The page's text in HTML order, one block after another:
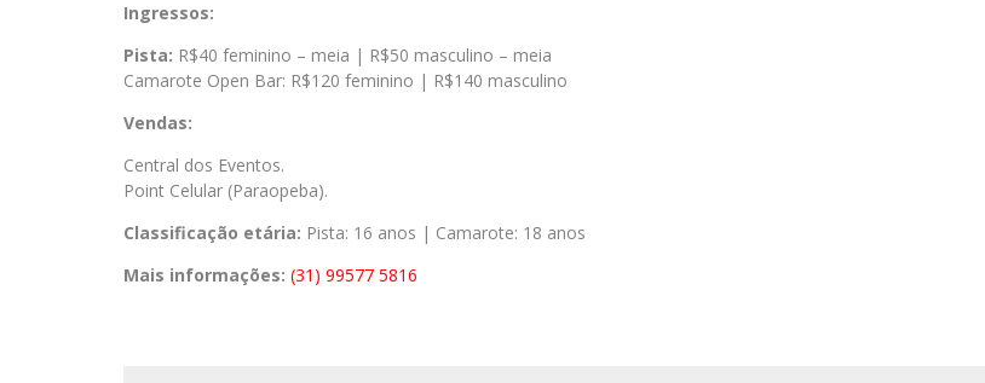
Ingressos:
Pista: R$40 feminino – meia | R$50 masculino – meia
Camarote Open Bar: R$120 feminino | R$140 masculino
Vendas:
Central dos Eventos.
Point Celular (Paraopeba).
Classificação etária: Pista: 16 anos | Camarote: 18 anos
Mais informações: (31) 99577 5816